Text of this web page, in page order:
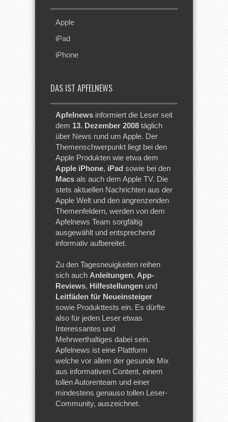
Apple
iPad
iPhone
DAS IST APFELNEWS
Apfelnews informiert die Leser seit
dem 13. Dezember 2008 täglich
über News rund um Apple. Der
Themenschwerpunkt liegt bei den
Apple Produkten wie etwa dem
Apple iPhone, iPad sowie bei den
Macs als auch dem Apple TV. Die
stets aktuellen Nachrichten aus der
Apple Welt und den angrenzenden
Themenfeldern, werden von dem
Apfelnews Team sorgfältig
ausgewählt und entsprechend
informativ aufbereitet.
Zu den Tagesneuigkeiten reihen
sich auch Anleitungen, App-
Reviews, Hilfestellungen und
Leitfäden für Neueinsteiger
sowie Produkttests ein. Es dürfte
also für jeden Leser etwas
Interessantes und
Mehrwerthaltiges dabei sein.
Apfelnews ist eine Plattform
welche vor allem der gesunde Mix
aus informativen Content, einem
tollen Autorenteam und einer
mindestens genauso tollen Leser-
Community, auszeichnet.